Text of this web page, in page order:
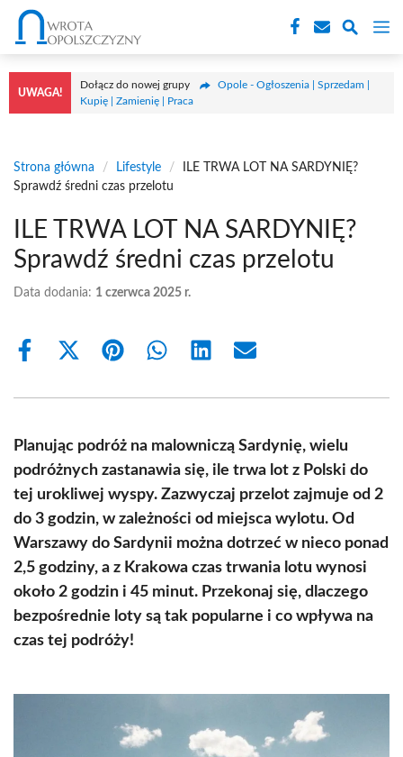
Przejdź
treści
UWAGA!
Dołącz do nowej grupy
Opole - Ogłoszenia | Sprzedam |
Kupię | Zamienię | Praca
Strona główna / Lifestyle /
ILE TRWA LOT NA SARDYNIĘ?
Sprawdź średni czas przelotu
ILE TRWA LOT NA SARDYNIĘ?
Sprawdź średni czas przelotu
Data dodania: 1 czerwca 2025 r.
Share
Share
(Twitter)
Share Share Share Share
Planując podróż na malowniczą Sardynię, wielu
podróżnych zastanawia się, ile trwa lot z Polski do
tej urokliwej wyspy. Zazwyczaj przelot zajmuje od 2
do 3 godzin, w zależności od miejsca wylotu. Od
Warszawy do Sardynii można dotrzeć w nieco ponad
2,5 godziny, a z Krakowa czas trwania lotu wynosi
około 2 godzin i 45 minut. Przekonaj się, dlaczego
bezpośrednie loty są tak popularne i co wpływa na
czas tej podróży!